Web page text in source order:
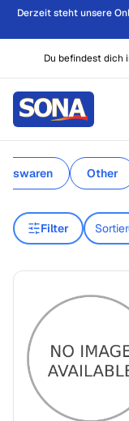
Derzeit steht unsere
Du befindest dich
Other
Filter